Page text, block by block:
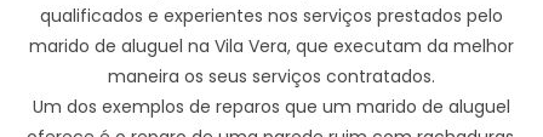
qualificados e experientes nos serviços prestados pelo
marido de aluguel na Vila Vera, que executam da melhor
maneira os seus serviços contratados.
Um dos exemplos de reparos que um marido de aluguel